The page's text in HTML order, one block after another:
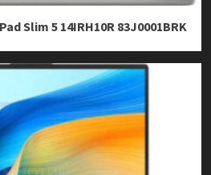
Slim 5 14IRH10R 83J0001BRK